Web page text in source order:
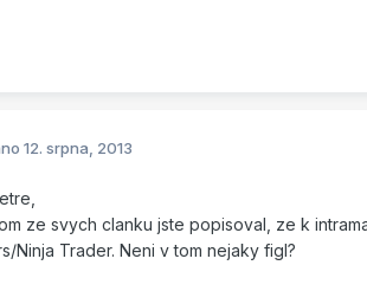
12. srpna, 2013
ze svych clanku jste popisoval, ze k
Ninja Trader. Neni v tom nejaky figl?